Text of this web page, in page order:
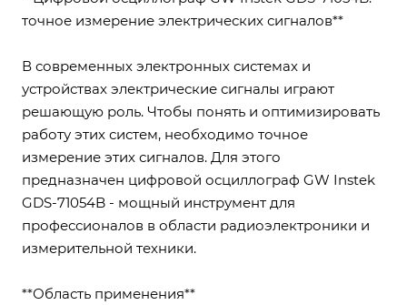
точное измерение электрических сигналов**
В современных электронных системах и
устройствах электрические сигналы играют
решающую роль. Чтобы понять и оптимизировать
работу этих систем, необходимо точное
измерение этих сигналов. Для этого
предназначен цифровой осциллограф GW Instek
GDS-71054B - мощный инструмент для
профессионалов в области радиоэлектроники и
измерительной техники.
**Область применения**